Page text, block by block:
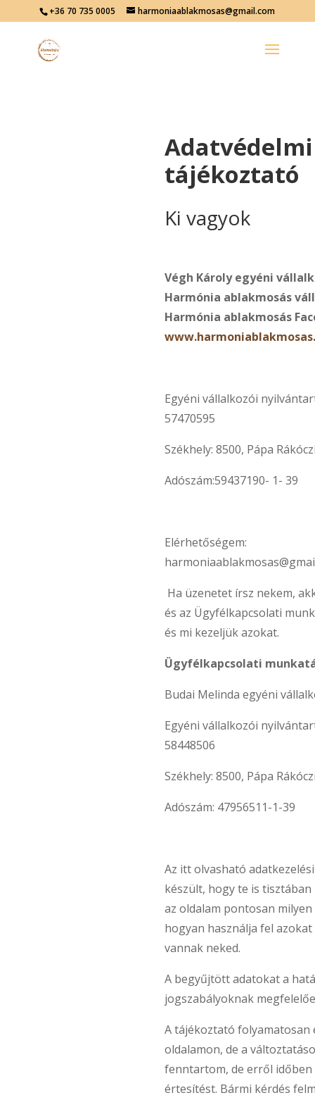
+36 70 735 0005 harmoniaablakmosas@gmail.com
Adatvédelmi
tájékoztató
Ki vagyok
Végh Károly egyéni
Harmónia ablakmosás
Harmónia ablakmosás
Egyéni vállalkozói
57470595
Székhely: 8500, Pápa
Adószám:59437190- 1- 39
Elérhetőségem:
Ha üzenetet írsz nekem,
és az Ügyfélkapcsolati
és mi kezeljük azokat.
Ügyfélkapcsolati
Budai Melinda egyéni
Egyéni vállalkozói
58448506
Székhely: 8500, Pápa
Adószám: 47956511-1-39
Az itt olvasható
készült, hogy te is tisztában
az oldalam pontosan
hogyan használja fel
vannak neked.
A begyűjtött adatokat a
jogszabályoknak
A tájékoztató folyamatosan
oldalamon, de a
fenntartom, de erről időben
értesítést. Bármi kérdés